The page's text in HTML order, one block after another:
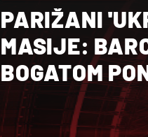
PARIŽANI
MASIJE:
BOGATOM